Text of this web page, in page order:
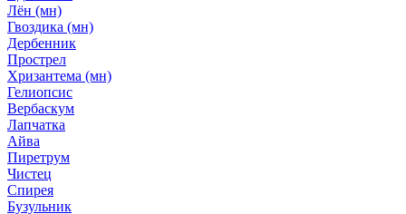
Лён (мн)
Гвоздика (мн)
Дербенник
Прострел
Хризантема (мн)
Гелиопсис
Вербаскум
Лапчатка
Айва
Пиретрум
Чистец
Спирея
Бузульник